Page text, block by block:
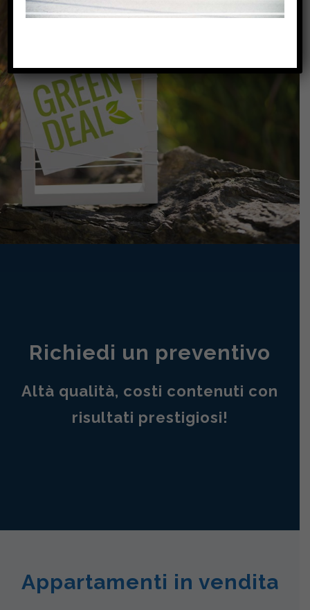
Richiedi un preventivo
Altà qualità, costi contenuti con
risultati prestigiosi!
Appartamenti in vendita